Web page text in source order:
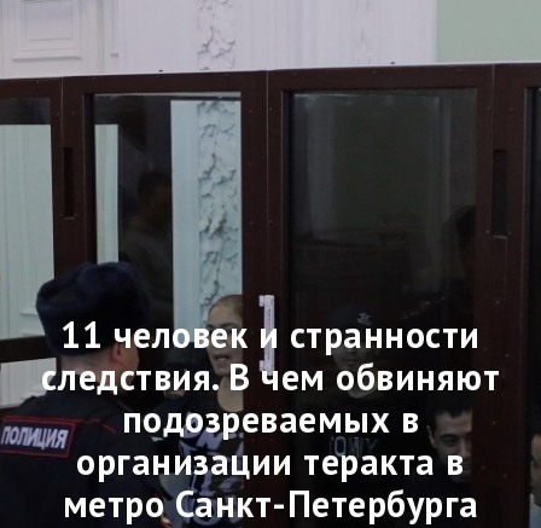
11 человек и странности
следствия. В чем обвиняют
подозреваемых в
организации теракта в
метро Санкт-Петербурга